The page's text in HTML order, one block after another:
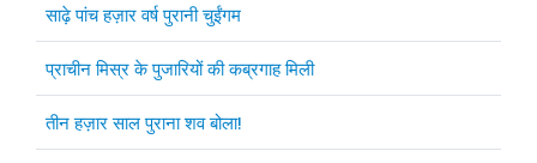
साढ़े पांच हज़ार वर्ष पुरानी चुईंगम
प्राचीन मिस्र के पुजारियों की कब्रगाह मिली
तीन हज़ार साल पुराना शव बोला!